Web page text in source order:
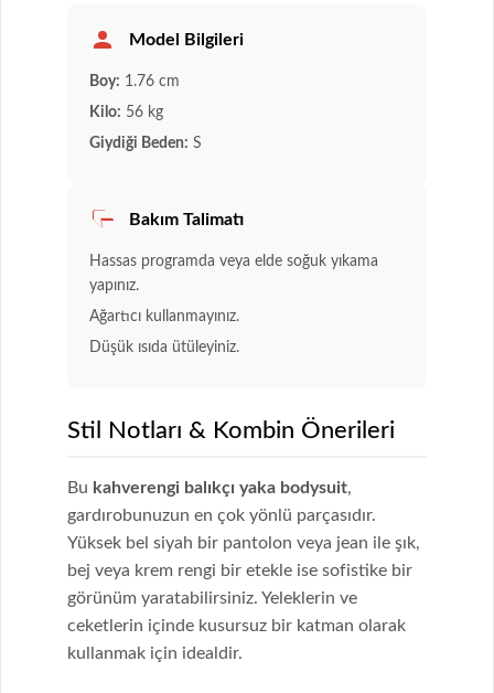
Model Bilgileri
Boy: 1.76 cm
Kilo: 56 kg
Giydiği Beden: S
Bakım Talimatı
Hassas programda veya elde soğuk yıkama
yapınız.
Ağartıcı kullanmayınız.
Düşük ısıda ütüleyiniz.
Stil Notları & Kombin Önerileri
Bu kahverengi balıkçı yaka bodysuit,
gardırobunuzun en çok yönlü parçasıdır.
Yüksek bel siyah bir pantolon veya jean ile şık,
bej veya krem rengi bir etekle ise sofistike bir
görünüm yaratabilirsiniz. Yeleklerin ve
ceketlerin içinde kusursuz bir katman olarak
kullanmak için idealdir.